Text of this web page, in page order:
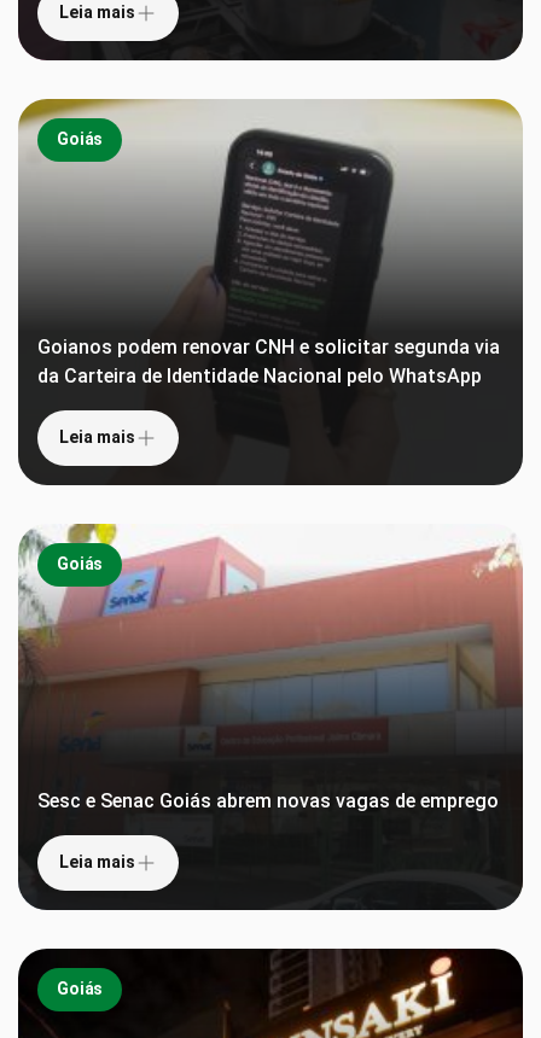
Leia mais
Goiás
Goianos podem renovar CNH e solicitar segunda via
da Carteira de Identidade Nacional pelo WhatsApp
Leia mais
Goiás
Sesc e Senac Goiás abrem novas vagas de emprego
Leia mais
Goiás